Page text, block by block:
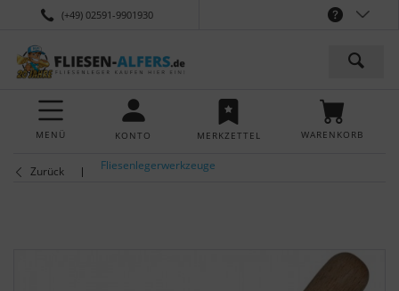
(+49) 02591-9901930
MENÜ KONTO MERKZETTEL WARENKORB
Zurück Fliesenlegerwerkzeuge